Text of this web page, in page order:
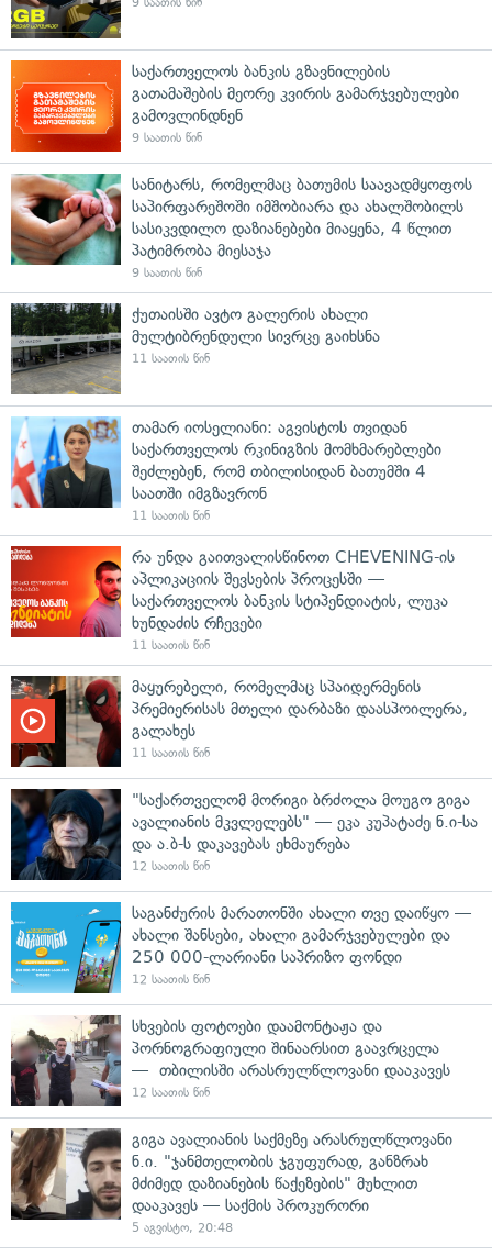
საქართველოს ბანკის გზავნილების
გათამაშების მეორე კვირის გამარჯვებულები
გამოვლინდნენ
9 საათის წინ
სანიტარს, რომელმაც ბათუმის საავადმყოფოს
საპირფარეშოში იმშობიარა და ახალშობილს
სასიკვდილო დაზიანებები მიაყენა, 4 წლით
პატიმრობა მიესაჯა
9 საათის წინ
ქუთაისში ავტო გალერის ახალი
მულტიბრენდული სივრცე გაიხსნა
11 საათის წინ
თამარ იოსელიანი: აგვისტოს თვიდან
საქართველოს რკინიგზის მომხმარებლები
შეძლებენ, რომ თბილისიდან ბათუმში 4
საათში იმგზავრონ
11 საათის წინ
რა უნდა გაითვალისწინოთ CHEVENING-ის
აპლიკაციის შევსების პროცესში —
საქართველოს ბანკის სტიპენდიატის, ლუკა
ხუნდაძის რჩევები
11 საათის წინ
მაყურებელი, რომელმაც სპაიდერმენის
პრემიერისას მთელი დარბაზი დაასპოილერა,
გალახეს
11 საათის წინ
"საქართველომ მორიგი ბრძოლა მოუგო გიგა
ავალიანის მკვლელებს" — ეკა კუპატაძე ნ.ი-სა
და ა.ბ-ს დაკავებას ეხმაურება
12 საათის წინ
საგანძურის მარათონში ახალი თვე დაიწყო —
ახალი შანსები, ახალი გამარჯვებულები და
250 000-ლარიანი საპრიზო ფონდი
12 საათის წინ
სხვების ფოტოები დაამონტაჟა და
პორნოგრაფიული შინაარსით გაავრცელა
— თბილისში არასრულწლოვანი დააკავეს
12 საათის წინ
გიგა ავალიანის საქმეზე არასრულწლოვანი
ნ.ი. "ჯანმთელობის ჯგუფურად, განზრახ
მძიმედ დაზიანების წაქეზების" მუხლით
დააკავეს — საქმის პროკურორი
5 აგვისტო, 20:48